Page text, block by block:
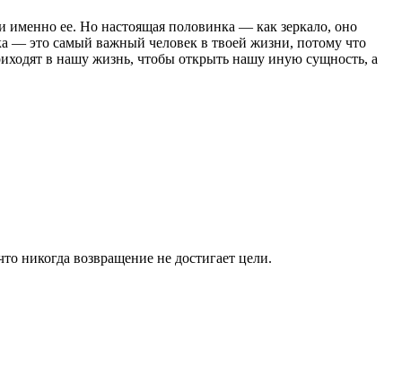
именно ее. Но настоящая половинка — как зеркало, оно
— это самый важный человек в твоей жизни, потому что
в нашу жизнь, чтобы открыть нашу иную сущность, а
никогда возвращение не достигает цели.